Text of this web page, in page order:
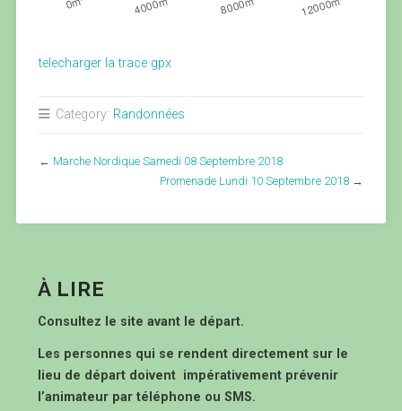
telecharger la trace gpx
Category: Randonnées
← Marche Nordique Samedi 08 Septembre 2018
Promenade Lundi 10 Septembre 2018 →
À LIRE
Consultez le site avant le départ.
Les personnes qui se rendent directement sur le
lieu de départ doivent impérativement prévenir
l’animateur par téléphone ou SMS.